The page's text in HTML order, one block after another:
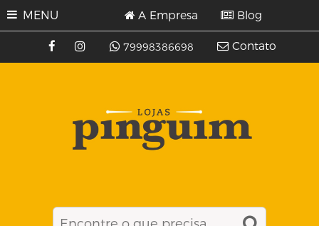
MENU
79998386698
A Empresa Blog
Contato